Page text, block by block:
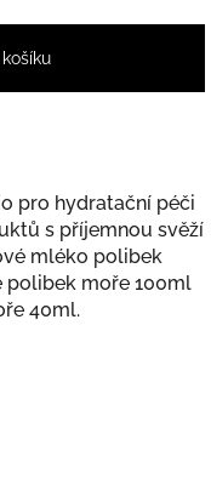
košíku
pro hydratační péči
s příjemnou svěží
mléko polibek
polibek moře 100ml
40ml.